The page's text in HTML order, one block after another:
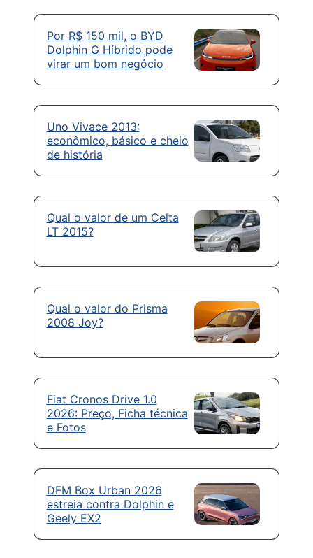
Por R$ 150 mil, o BYD
Dolphin G Híbrido pode
virar um bom negócio
Uno Vivace 2013:
econômico, básico e cheio
de história
Qual o valor de um Celta
LT 2015?
Qual o valor do Prisma
2008 Joy?
Fiat Cronos Drive 1.0
2026: Preço, Ficha técnica
e Fotos
DFM Box Urban 2026
estreia contra Dolphin e
Geely EX2